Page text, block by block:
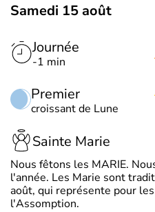
Samedi 15 août
Journée
-1 min
Premier
croissant de Lune
Sainte Marie
Nous fêtons les MARIE.
l'année. Les Marie sont
août, qui représente pour
l'Assomption.